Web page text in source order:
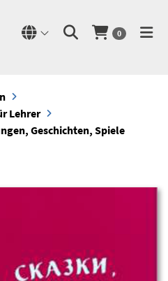
0
Lehrer
Geschichten, Spiele